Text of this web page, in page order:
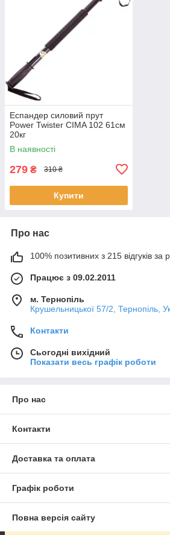
Еспандер силовий прут
Power Twister CIMA 102 61см
20кг
В наявності
279 ₴ 310 ₴
Купити
Про нас
100% позитивних з 215 відгуків за
Працює з 09.02.2011
м. Тернопіль
Крушельницької 57/2, Тернопіль,
Контакти
Сьогодні вихідний
Показати весь графік роботи
Про нас
Контакти
Доставка та оплата
Графік роботи
Повна версія сайту